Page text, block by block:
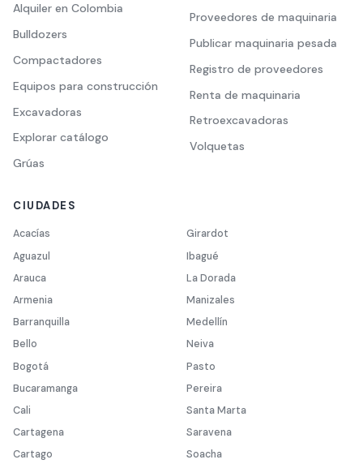
Alquiler en Colombia
Bulldozers
Compactadores
Equipos para construcción
Excavadoras
Explorar catálogo
Grúas
Proveedores de maquinaria
Publicar maquinaria pesada
Registro de proveedores
Renta de maquinaria
Retroexcavadoras
Volquetas
CIUDADES
Acacías
Aguazul
Arauca
Armenia
Barranquilla
Bello
Bogotá
Bucaramanga
Cali
Cartagena
Cartago
Girardot
Ibagué
La Dorada
Manizales
Medellín
Neiva
Pasto
Pereira
Santa Marta
Saravena
Soacha